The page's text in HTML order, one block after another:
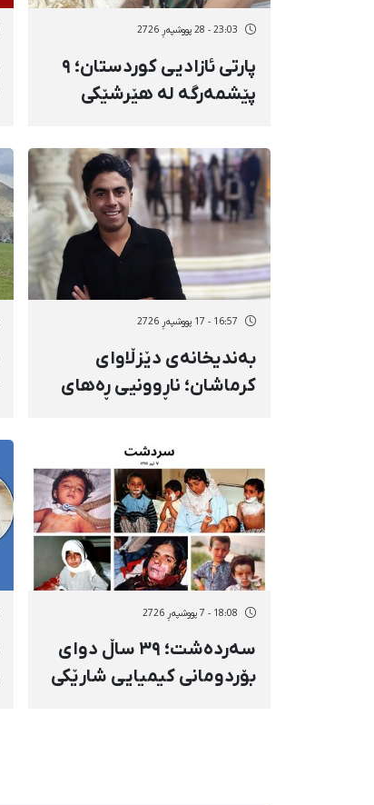
23:03 - 28 پووشپەڕ 2726
پارتی ئازادیی کوردستان؛ ۹
پێشمەرگە لە هێرشێکی
بە «فۆسفۆری سپی» بریندار
بوون
16:57 - 17 پووشپەڕ 2726
بەندیخانەی دێزڵاوای
کرماشان؛ ناڕوونیی ڕەهای
مانگ و ڕاگرتنی لە ژووری
تاکەکەسیدا تەنانەت یەک
پەیوەندیی کورتیشی
نەبووە
18:08 - 7 پووشپەڕ 2726
سەردەشت؛ ٣٩ ساڵ دوای
بۆردومانی کیمیایی شارێکی